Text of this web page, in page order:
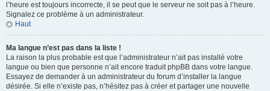
l’heure est toujours incorrecte, il se peut que le serveur ne soit pas à l’heure.
Signalez ce problème à un administrateur.
Haut
Ma langue n’est pas dans la liste !
La raison la plus probable est que l’administrateur n’ait pas installé votre
langue ou bien que personne n’ait encore traduit phpBB dans votre langue.
Essayez de demander à un administrateur du forum d’installer la langue
désirée. Si elle n’existe pas, n’hésitez pas à créer et partager une nouvelle